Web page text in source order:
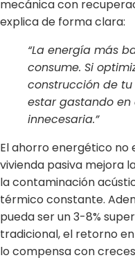
mecánica con
explica de forma clara:
“La energía más
consume. Si
construcción de
estar gastando
innecesaria.”
El ahorro energético no
vivienda pasiva mejora
la contaminación
térmico constante.
pueda ser un 3-8%
tradicional, el retorno
lo compensa con